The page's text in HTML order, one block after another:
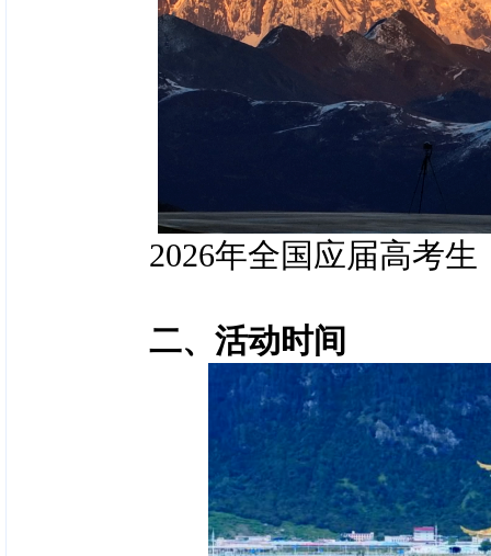
2026年全国应届高考生
二、活动时间